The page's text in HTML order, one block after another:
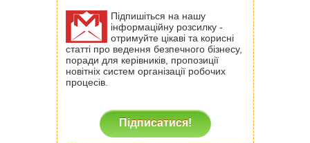
Підпишіться на нашу
інформаційну розсилку -
отримуйте цікаві та корисні
статті про ведення безпечного бізнесу,
поради для керівників, пропозиції
новітніх систем організації робочих
процесів.
Підписатися!